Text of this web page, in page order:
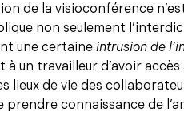
de la visioconférence
non seulement
une certaine intrusion de
un travailleur d’avoir accès
lieux de vie des
prendre connaissance de